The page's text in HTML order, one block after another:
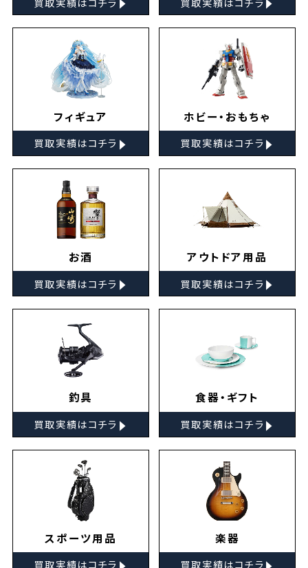
フィギュア
買取実績はコチラ ▸
ホビー・おもちゃ
買取実績はコチラ ▸
お酒
買取実績はコチラ ▸
アウトドア用品
買取実績はコチラ ▸
釣具
買取実績はコチラ ▸
食器・ギフト
買取実績はコチラ ▸
スポーツ用品
買取実績はコチラ
楽器
買取実績はコチラ